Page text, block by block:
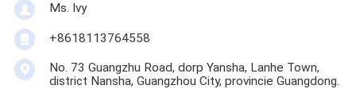
Ms. Ivy
+8618113764558
No. 73 Guangzhu Road, dorp Yansha, Lanhe Town,
district Nansha, Guangzhou City, provincie Guangdong.